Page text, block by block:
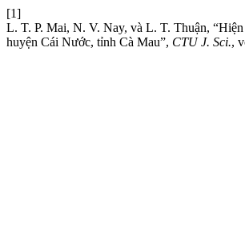
[1]
L. T. P. Mai, N. V. Nay, và L. T. Thuận,
huyện Cái Nước, tỉnh Cà Mau”, CTU J. Sci.,